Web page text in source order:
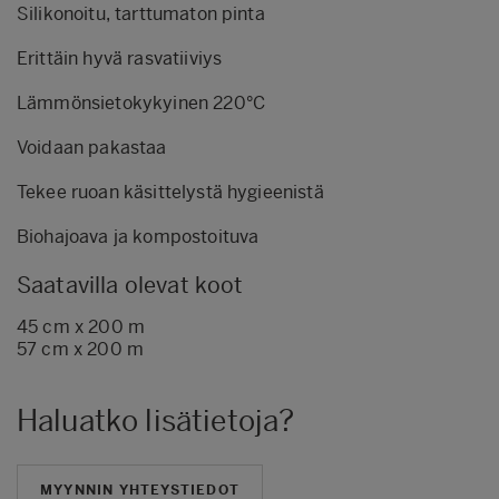
Silikonoitu, tarttumaton pinta
Erittäin hyvä rasvatiiviys
Lämmönsietokykyinen 220°C
Voidaan pakastaa
Tekee ruoan käsittelystä hygieenistä
Biohajoava ja kompostoituva
Saatavilla olevat koot
45 cm x 200 m
57 cm x 200 m
Haluatko lisätietoja?
MYYNNIN YHTEYSTIEDOT